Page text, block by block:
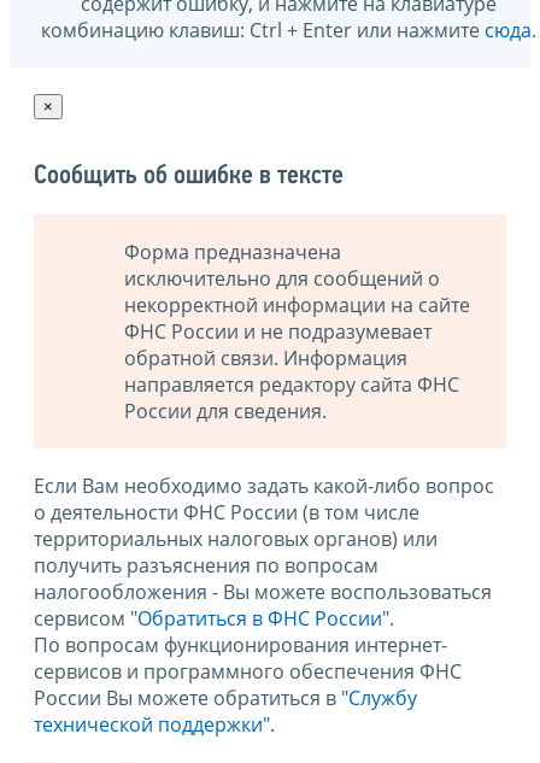
комбинацию клавиш: Ctrl + Enter или нажмите сюда.
×
Сообщить об ошибке в тексте
Форма предназначена
исключительно для сообщений о
некорректной информации на сайте
ФНС России и не подразумевает
обратной связи. Информация
направляется редактору сайта ФНС
России для сведения.
Если Вам необходимо задать какой-либо вопрос
о деятельности ФНС России (в том числе
территориальных налоговых органов) или
получить разъяснения по вопросам
налогообложения - Вы можете воспользоваться
сервисом "Обратиться в ФНС России".
По вопросам функционирования интернет-
сервисов и программного обеспечения ФНС
России Вы можете обратиться в "Службу
технической поддержки".